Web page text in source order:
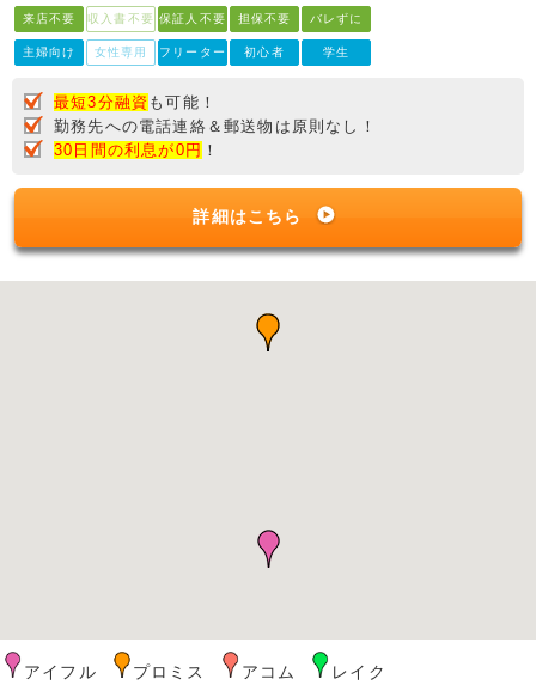
来店不要 収入書不要 保証人不要 担保不要 バレずに
主婦向け 女性専用 フリーター 初心者 学生
最短3分融資 も可能！
勤務先への電話連絡＆郵送物は原則なし！
30日間の利息が0円 ！
詳細はこちら
アイフル プロミス アコム レイク